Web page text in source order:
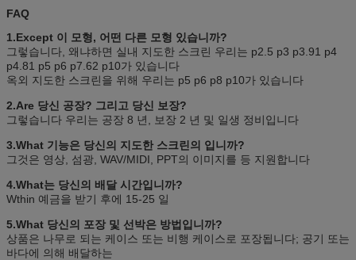
FAQ
1.Except 이 모형, 어떤 다른 모형 있습니까?
그렇습니다, 왜냐하면 실내 지도한 스크린 우리는 p2.5 p3 p3.91 p4
p4.81 p5 p6 p7.62 p10가 있습니다
옥외 지도한 스크린을 위해 우리는 p5 p6 p8 p10가 있습니다
2.Are 당신 공장? 그리고 당신 보장?
그렇습니다 우리는 공장 8 년, 보장 2 년 및 일생 정비입니다
3.What 기능은 당신의 지도한 스크린의 입니까?
그것은 영상, 섬광, WAV/MIDI, PPT의 이미지를 등 지원합니다
4.What는 당신의 배달 시간입니까?
Wthin 예금을 받기 후에 15-25 일
5.What 당신의 포장 및 선박은 방법입니까?
상품은 나무로 되는 케이스 또는 비행 케이스로 포장됩니다; 공기 또는
바다에 의해 배달하는